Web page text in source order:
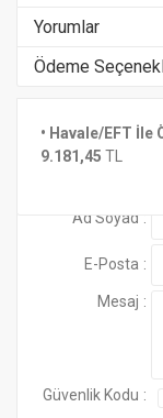
Yorumlar
Ödeme
Montaj ve
Ürünle birlikte
Ad Soyad :
E-Posta :
Mesaj :
Güvenlik Kodu :
• Havale/EFT İle
9.181,45 TL
Benzer